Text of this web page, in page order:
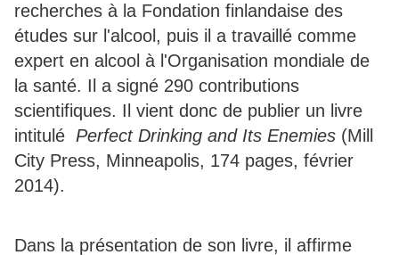
recherches à la Fondation finlandaise des
études sur l'alcool, puis il a travaillé comme
expert en alcool à l'Organisation mondiale de
la santé. Il a signé 290 contributions
scientifiques. Il vient donc de publier un livre
intitulé Perfect Drinking and Its Enemies (Mill
City Press, Minneapolis, 174 pages, février
2014).
Dans la présentation de son livre, il affirme